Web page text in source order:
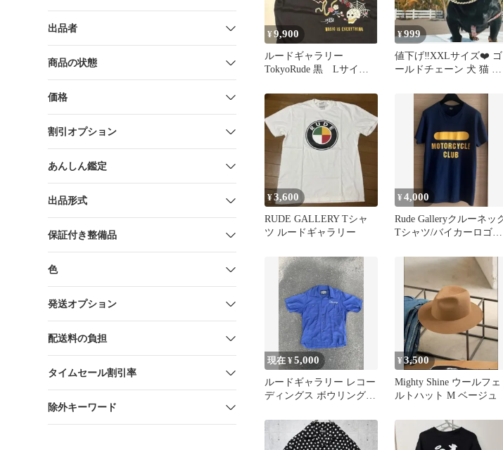
出品者
商品の状態
価格
割引オプション
あんしん鑑定
出品形式
保証付き整備品
色
発送オプション
配送料の負担
タイムセール割引率
除外キーワード
¥9,900
ルードギャラリー
TokyoRude 黒 Lサイ
¥999
値下げ‼️XXLサイズ❤️ ゴ
ールドチェーン 犬 猫 首
¥3,600
RUDE GALLERY Tシャ
ツ ルードギャラリー
¥4,000
Rude Galleryクルーネッ
Tシャツ/バイカーロゴプ
現在 ¥5,000
ルードギャラリー レコー
ディングス ボウリングシ
¥3,500
Mighty Shine ウールフェ
ルトハット M ベージュ